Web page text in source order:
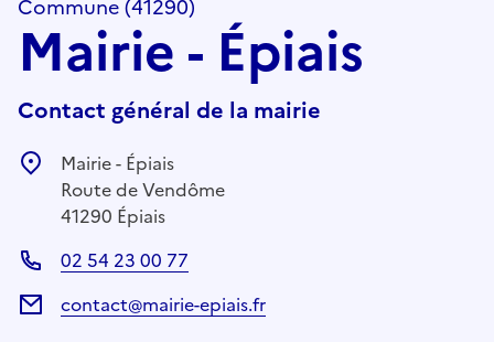
Commune (41290)
Mairie - Épiais
Contact général de la mairie
Mairie - Épiais
Route de Vendôme
41290 Épiais
02 54 23 00 77
contact@mairie-epiais.fr